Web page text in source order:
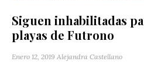
Siguen inhabilitadas
playas de Futrono
Enero 12, 2019 Alejandra Castellano